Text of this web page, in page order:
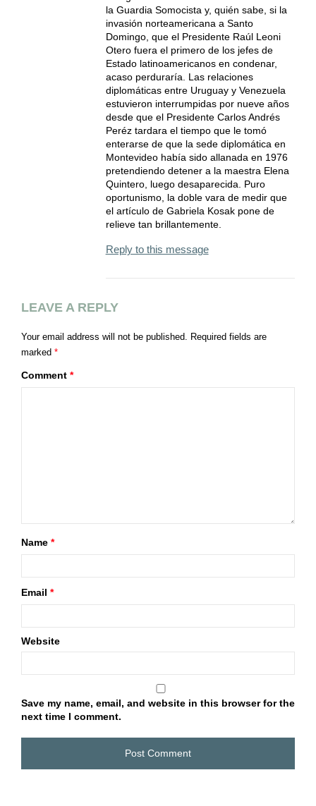
la Guardia Somocista y, quién sabe, si la
invasión norteamericana a Santo
Domingo, que el Presidente Raúl Leoni
Otero fuera el primero de los jefes de
Estado latinoamericanos en condenar,
acaso perduraría. Las relaciones
diplomáticas entre Uruguay y Venezuela
estuvieron interrumpidas por nueve años
desde que el Presidente Carlos Andrés
Peréz tardara el tiempo que le tomó
enterarse de que la sede diplomática en
Montevideo había sido allanada en 1976
pretendiendo detener a la maestra Elena
Quintero, luego desaparecida. Puro
oportunismo, la doble vara de medir que
el artículo de Gabriela Kosak pone de
relieve tan brillantemente.
Reply to this message
LEAVE A REPLY
Your email address will not be published.
Required fields are
marked *
Comment *
Name *
Email *
Website
Save my name, email, and website in this browser for the
next time I comment.